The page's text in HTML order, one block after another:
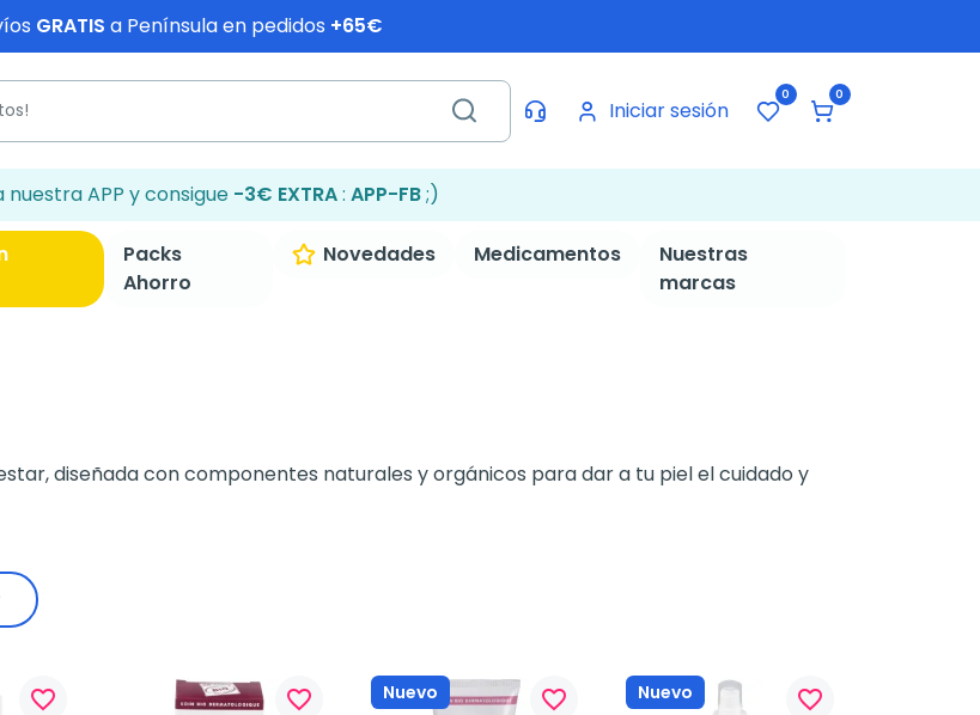
GRATIS a Península en pedidos +65€
Iniciar sesión
0 0
nuestra APP y consigue -3€ EXTRA: APP-FB;)
Packs
Ahorro
Novedades Medicamentos
Nuestras
marcas
diseñada con componentes naturales y orgánicos para dar a tu piel el cuidado y
favorite_border favorite_border Nuevo favorite_border Nuevo favorite_border